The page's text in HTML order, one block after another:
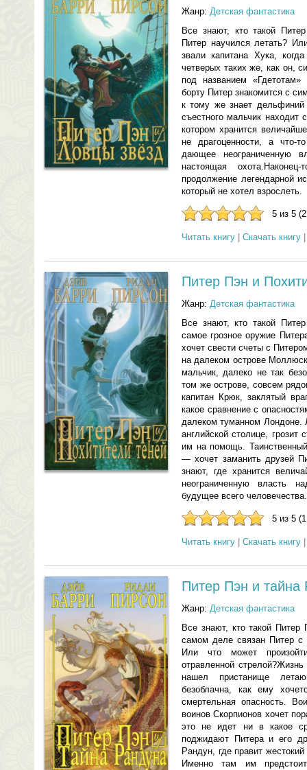
Жанр: Детская фантастика
Все знают, кто такой
Питер научился летать?
звали капитана Хука,
четверых таких же, как он,
под названием
борту Питер знакомится с
к тому же знает дельфиний
съестного мальчик находит
котором хранится
не драгоценности, а что-
дающее неограниченную
настоящая
продолжение легендарной
который не хотел взрослеть.
5 из 5
Читать книгу Скачать книгу
Питер Пэн и
Жанр: Детская фантастика
Все знают, кто такой
самое грозное оружие
хочет свести счеты с
на далеком острове
мальчик, далеко не так
том же острове, совсем
капитан Крюк, заклятый
какое сравнение с
далеком туманном
английской столице, грозит
им на помощь.
— хочет заманить друзей
знают, где хранится
неограниченную власть
будущее всего человечества.
5 из 5
Читать книгу Скачать книгу
Питер Пэн и тайна
Жанр: Детская фантастика
Все знают, кто такой
самом деле связан Питер
Или что может
отравленной
нашел пристанище
безоблачна, как ему
смертельная опасность.
воинов Скорпионов хочет
это не идет ни в какое
поджидают Питера и его
Рандун, где правит
Именно там им